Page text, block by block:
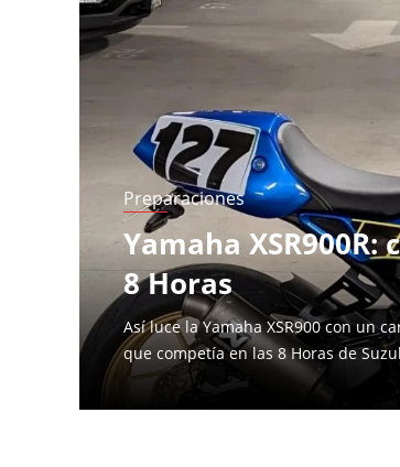
Preparaciones
Yamaha
8 Horas
Así luce la Yamaha XSR900 con un
que competía en las 8 Horas de
Páginas